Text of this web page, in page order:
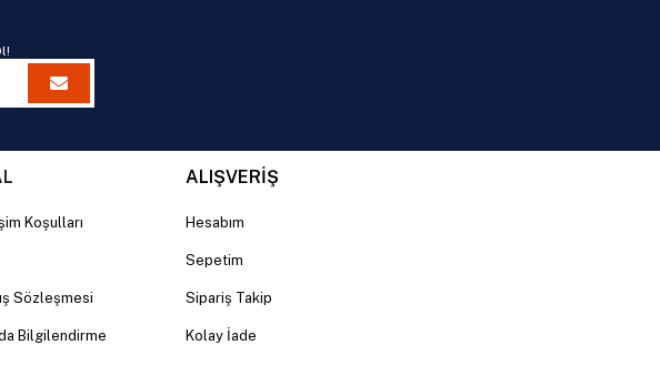
desenlerden klasik modellere kadar her zevke hitap eden seçenekler
kazandırmaktadır. Yaz aylarında konforlu kullanım sağlamaktadır.
sunmaktadır.
Koşulları
Sözleşmesi
Bilgilendirme
ALIŞVERİŞ
Hesabım
Sepetim
Sipariş Takip
Kolay İade